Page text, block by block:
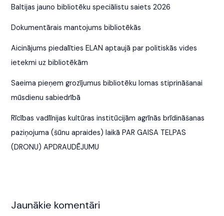
Baltijas jauno bibliotēku speciālistu saiets 2026
Dokumentārais mantojums bibliotēkās
Aicinājums piedalīties ELAN aptaujā par politiskās vides
ietekmi uz bibliotēkām
Saeima pieņem grozījumus bibliotēku lomas stiprināšanai
mūsdienu sabiedrībā
Rīcības vadlīnijas kultūras institūcijām agrīnās brīdināšanas
paziņojuma (šūnu apraides) laikā PAR GAISA TELPAS
(DRONU) APDRAUDĒJUMU
Jaunākie komentāri